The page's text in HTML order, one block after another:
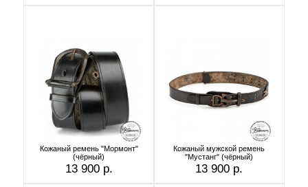
Кожаный ремень "Мормонт"
(чёрный)
13 900 р.
Кожаный мужской ремень
"Мустанг" (чёрный)
13 900 р.